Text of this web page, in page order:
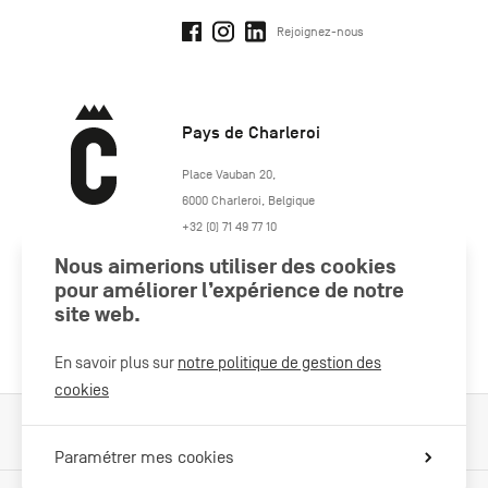
Rejoignez-nous
Pays de Charleroi
https://www.paysdecharleroi.be/
Place Vauban 20,
6000 Charleroi Belgique
+32 (0) 71 49 77 10
Nous aimerions utiliser des cookies
pour améliorer l’expérience de notre
site web.
En savoir plus sur notre politique de gestion des
cookies
Paramétrer mes cookies